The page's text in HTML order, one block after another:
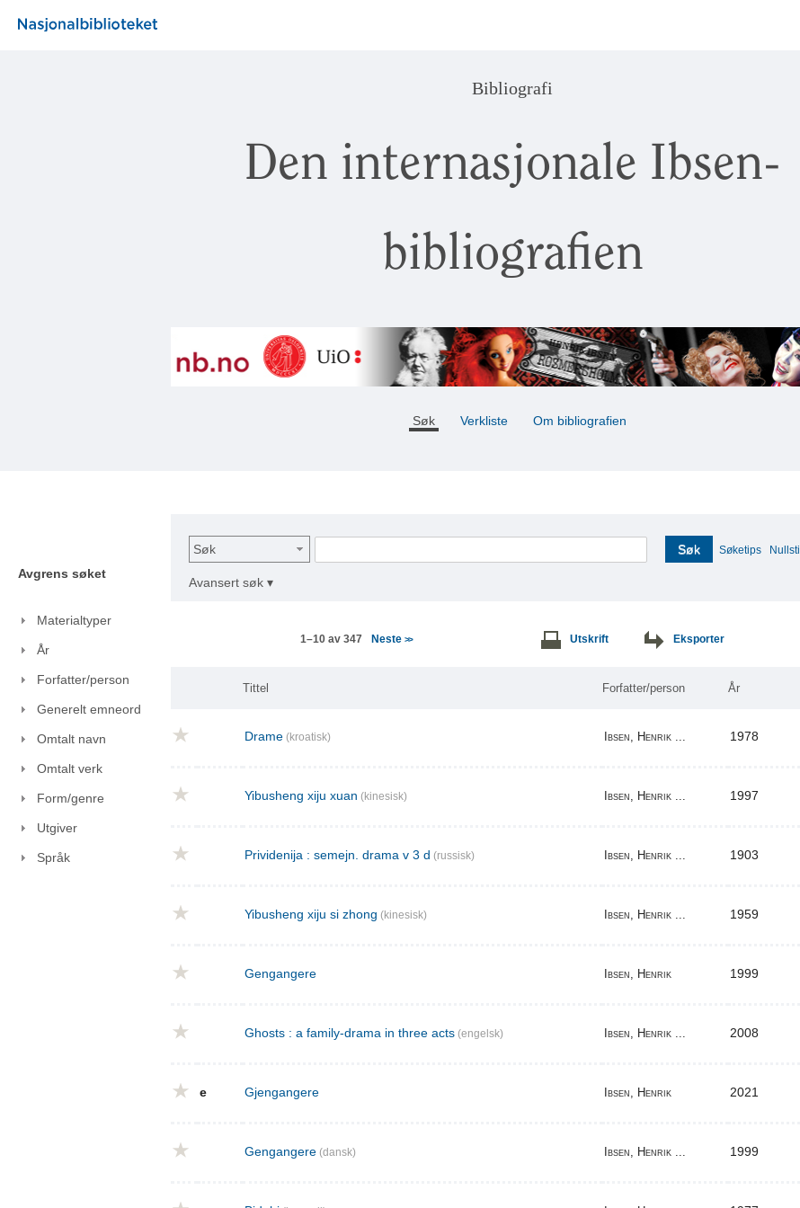
Bibliografi
Den internasjonale Ibsen-
bibliografien
Søk Verkliste Om bibliografien
Avgrens søket
Materialtyper
År
Forfatter/person
Generelt emneord
Omtalt navn
Omtalt verk
Form/genre
Utgiver
Språk
Søk Søk Søketips Nullstill
Avansert søk ▾
1–10 av 347 Neste >> Utskrift Eksporter
Tittel Forfatter/person År
Drame (kroatisk) Ibsen, Henrik ... 1978
Yibusheng xiju xuan (kinesisk) Ibsen, Henrik ... 1997
Prividenija : semejn. drama v 3 d (russisk) Ibsen, Henrik ... 1903
Yibusheng xiju si zhong (kinesisk) Ibsen, Henrik ... 1959
Gengangere Ibsen, Henrik 1999
Ghosts : a family-drama in three acts (engelsk) Ibsen, Henrik ... 2008
e Gjengangere Ibsen, Henrik 2021
Gengangere (dansk) Ibsen, Henrik ... 1999